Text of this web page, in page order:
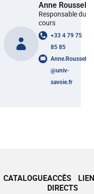
Anne Roussel
Responsable du
cours
+33 4 79 75
85 85
Anne.Roussel
@univ-
savoie.fr
CATALOGUEACCÈS
DIRECTS